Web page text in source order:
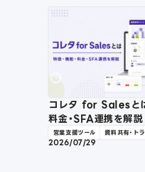
コレタ for Salesとは
料金・SFA連携を解説
営業支援ツール 資料共有・ト
2026/07/29